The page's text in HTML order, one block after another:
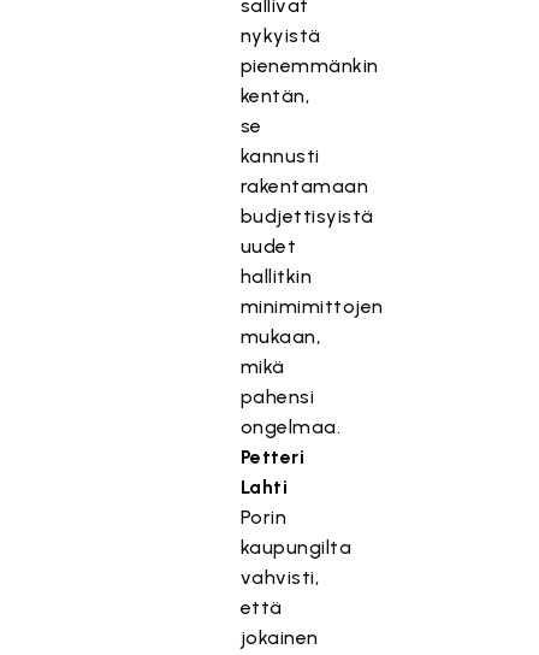
sallivat
nykyistä
pienemmänkin
kentän,
se
kannusti
rakentamaan
budjettisyistä
uudet
hallitkin
minimimittojen
mukaan,
mikä
pahensi
ongelmaa.
Petteri
Lahti
Porin
kaupungilta
vahvisti,
että
jokainen